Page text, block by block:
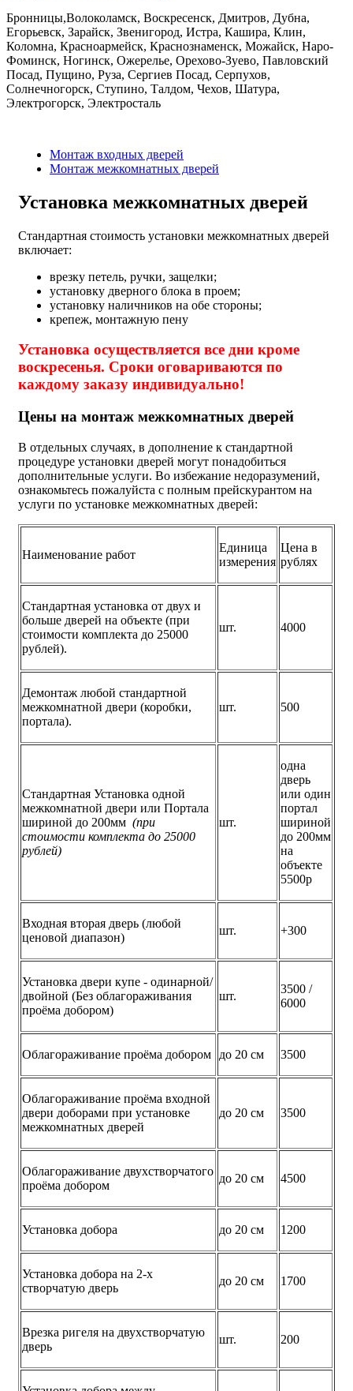
Бронницы,Волоколамск, Воскресенск, Дмитров, Дубна,
Егорьевск, Зарайск, Звенигород, Истра, Кашира, Клин,
Коломна, Красноармейск, Краснознаменск, Можайск, Наро-
Фоминск, Ногинск, Ожерелье, Орехово-Зуево, Павловский
Посад, Пущино, Руза, Сергиев Посад, Серпухов,
Солнечногорск, Ступино, Талдом, Чехов, Шатура,
Электрогорск, Электросталь
Монтаж входных дверей
Монтаж межкомнатных дверей
Установка межкомнатных дверей
Стандартная стоимость установки межкомнатных дверей
включает:
врезку петель, ручки, защелки;
установку дверного блока в проем;
установку наличников на обе стороны;
крепеж, монтажную пену
Установка осуществляется все дни кроме
воскресенья. Сроки оговариваются по
каждому заказу индивидуально!
Цены на монтаж межкомнатных дверей
В отдельных случаях, в дополнение к стандартной
процедуре установки дверей могут понадобиться
дополнительные услуги. Во избежание недоразумений,
ознакомьтесь пожалуйста с полным прейскурантом на
услуги по установке межкомнатных дверей:
Наименование работ
Единица
измерения
Цена в
рублях
Стандартная установка от двух и
больше дверей на объекте (при
стоимости комплекта до 25000
рублей).
шт. 4000
Демонтаж любой стандартной
межкомнатной двери (коробки,
портала).
шт. 500
Стандартная Установка одной
межкомнатной двери или Портала
шириной до 200мм (при
стоимости комплекта до 25000
рублей)
шт.
одна
дверь
или один
портал
шириной
до 200мм
на
объекте
5500р
Входная вторая дверь (любой
ценовой диапазон)
шт. +300
Установка двери купе - одинарной/
двойной (Без облагораживания
проёма добором)
шт.
3500 /
6000
Облагораживание проёма добором до 20 см 3500
Облагораживание проёма входной
двери доборами при установке
межкомнатных дверей
до 20 см 3500
Облагораживание двухстворчатого
проёма добором
до 20 см 4500
Установка добора до 20 см 1200
Установка добора на 2-х
створчатую дверь
до 20 см 1700
Врезка ригеля на двухстворчатую
дверь
шт. 200